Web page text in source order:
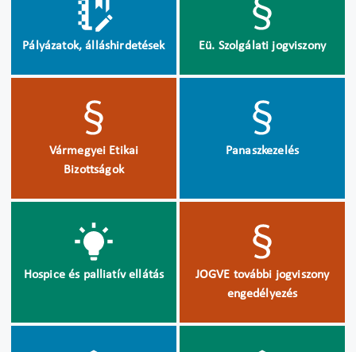
Pályázatok, álláshirdetések Eü. Szolgálati jogviszony
Vármegyei Etikai
Bizottságok
Panaszkezelés
Hospice és palliatív ellátás
JOGVE további jogviszony
engedélyezés